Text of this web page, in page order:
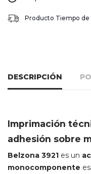
Producto Tiempo de
DESCRIPCIÓN
Imprimación
adhesión sobre
Belzona 3921 es un
monocomponente